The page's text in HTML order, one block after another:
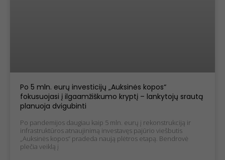
Po 5 mln. eurų investicijų „Auksinės kopos“
fokusuojasi į ilgaamžiškumo kryptį – lankytojų srautą
planuoja dvigubinti
Po pandemijos daugiau kaip 5 mln. eurų į rekonstrukciją ir
infrastruktūros atnaujinimą investavęs pajūrio viešbutis
„Auksinės kopos“ pradeda naują plėtros etapą. Bendrovė
plečia veiklą į